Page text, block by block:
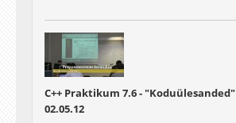
C++ Praktikum 7.6 - "Koduülesanded"
02.05.12